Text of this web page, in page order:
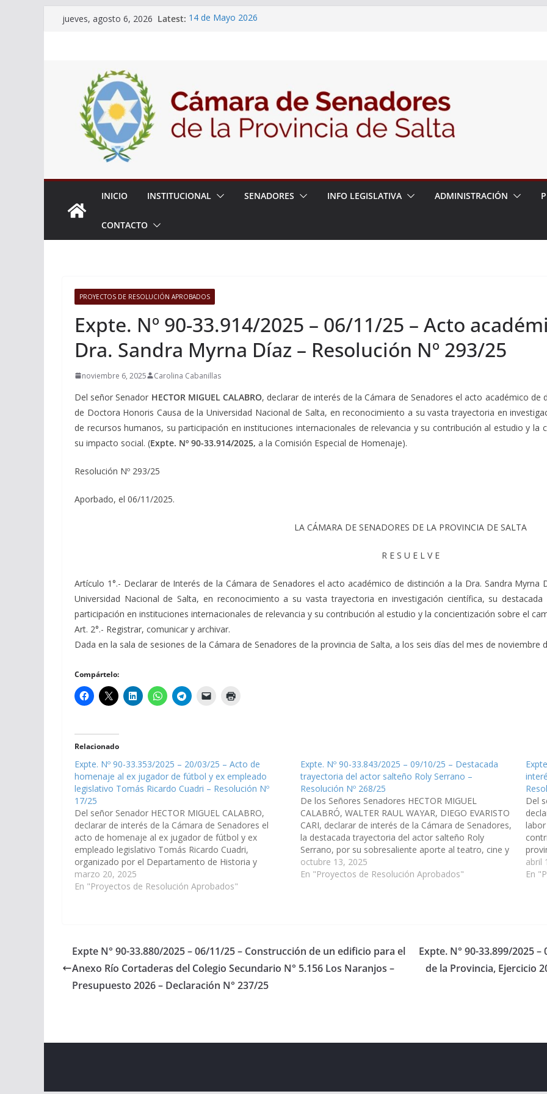
jueves, agosto 6, 2026 Latest: 14 de Mayo 2026
Adjudicacion Simple N° 27/26
INICIO INSTITUCIONAL SENADORES INFO LEGISLATIVA ADMINISTRACIÓN
CONTACTO
PROYECTOS DE RESOLUCIÓN APROBADOS
Expte. Nº 90-33.914/2025 – 06/11/25 – Acto
Dra. Sandra Myrna Díaz – Resolución Nº 293/25
noviembre 6, 2025 Carolina Cabanillas
Del señor Senador HECTOR MIGUEL CALABRO, declarar de interés de la Cámara de Senadores el acto académico
de Doctora Honoris Causa de la Universidad Nacional de Salta, en reconocimiento a su vasta trayectoria en
de recursos humanos, su participación en instituciones internacionales de relevancia y su contribución al estudio y
su impacto social. (Expte. Nº 90-33.914/2025, a la Comisión Especial de Homenaje).
Resolución Nº 293/25
Aporbado, el 06/11/2025.
LA CÁMARA DE SENADORES DE LA PROVINCIA DE SALTA
R E S U E L V E
Artículo 1°.- Declarar de Interés de la Cámara de Senadores el acto académico de distinción a la Dra. Sandra
Universidad Nacional de Salta, en reconocimiento a su vasta trayectoria en investigación científica, su
participación en instituciones internacionales de relevancia y su contribución al estudio y la concientización sobre el
Art. 2°.- Registrar, comunicar y archivar.
Dada en la sala de sesiones de la Cámara de Senadores de la provincia de Salta, a los seis días del mes de noviembre
Compártelo:
Relacionado
Expte. Nº 90-33.353/2025 – 20/03/25 – Acto de
homenaje al ex jugador de fútbol y ex empleado
legislativo Tomás Ricardo Cuadri – Resolución Nº
17/25
Del señor Senador HECTOR MIGUEL CALABRO,
declarar de interés de la Cámara de Senadores el
acto de homenaje al ex jugador de fútbol y ex
empleado legislativo Tomás Ricardo Cuadri,
organizado por el Departamento de Historia y
Estadísticas del Club Atlético Central Norte, que se
realizará el día 25 de…
marzo 20, 2025
En "Proyectos de Resolución Aprobados"
Expte. Nº 90-33.843/2025 – 09/10/25 – Destacada
trayectoria del actor salteño Roly Serrano –
Resolución Nº 268/25
De los Señores Senadores HECTOR MIGUEL
CALABRÓ, WALTER RAUL WAYAR, DIEGO EVARISTO
CARI, declarar de interés de la Cámara de Senadores,
la destacada trayectoria del actor salteño Roly
Serrano, por su sobresaliente aporte al teatro, cine y
televisión, y por su profundo compromiso con la
cultura popular, constituyéndose en un…
octubre 13, 2025
En "Proyectos de Resolución Aprobados"
Del
abril
En
Expte N° 90-33.880/2025 – 06/11/25 – Construcción de un edificio para el
Anexo Río Cortaderas del Colegio Secundario N° 5.156 Los Naranjos –
Presupuesto 2026 – Declaración N° 237/25
Expte. N° 90-33.899/2025
de la Provincia, Ejercicio